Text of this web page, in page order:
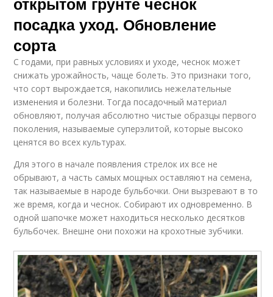
посадка уход. Обновление
сорта
С годами, при равных условиях и уходе, чеснок может
снижать урожайность, чаще болеть. Это признаки того,
что сорт вырождается, накопились нежелательные
изменения и болезни. Тогда посадочный материал
обновляют, получая абсолютно чистые образцы первого
поколения, называемые суперэлитой, которые высоко
ценятся во всех культурах.
Для этого в начале появления стрелок их все не
обрывают, а часть самых мощных оставляют на семена,
так называемые в народе бульбочки. Они вызревают в то
же время, когда и чеснок. Собирают их одновременно. В
одной шапочке может находиться несколько десятков
бульбочек. Внешне они похожи на крохотные зубчики.